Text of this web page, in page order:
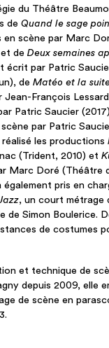
du Théâtre
deQuand le sage
en scène par Marc
et deDeux semaines
écrit par Patric
deMatéo et la
Jean-François
Patric Saucier
scène par Patric
réalisé les productions
(Trident, 2010) et
Marc Doré (Théâtre
également pris en
, un court métrage
de Simon Boulerice.
de costumes
et technique de
depuis 2009, elle
de scène en